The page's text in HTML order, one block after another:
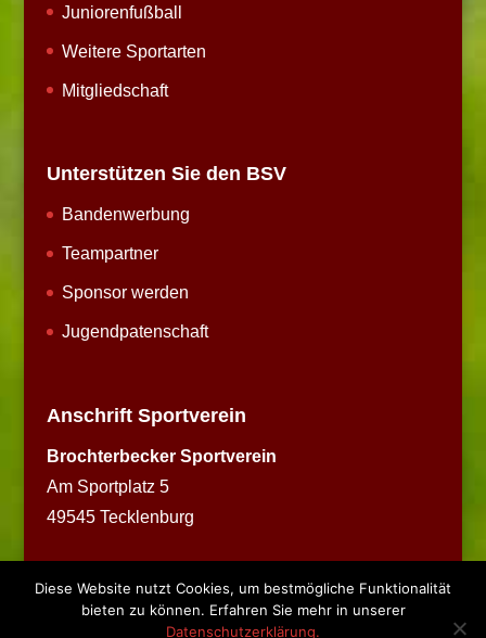
Juniorenfußball
Weitere Sportarten
Mitgliedschaft
Unterstützen Sie den BSV
Bandenwerbung
Teampartner
Sponsor werden
Jugendpatenschaft
Anschrift Sportverein
Brochterbecker Sportverein
Am Sportplatz 5
49545 Tecklenburg
Diese Website nutzt Cookies, um bestmögliche Funktionalität
bieten zu können. Erfahren Sie mehr in unserer
Datenschutzerklärung.